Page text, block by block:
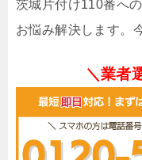
茨城片付け110番へ
お悩み解決します。
＼業者